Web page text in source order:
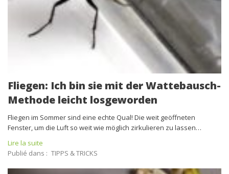
Fliegen: Ich bin sie mit der Wattebausch-
Methode leicht losgeworden
Fliegen im Sommer sind eine echte Qual! Die weit geöffneten
Fenster, um die Luft so weit wie möglich zirkulieren zu lassen…
Lire la suite
Publié dans : TIPPS & TRICKS